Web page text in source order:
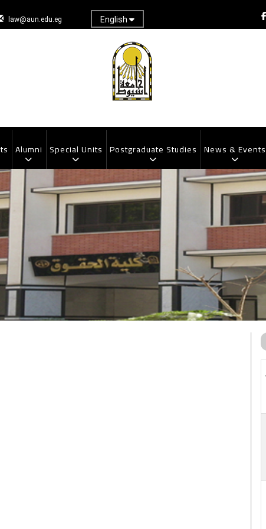
law@aun.edu.eg English
Alumni Special Units Postgraduate Studies News & Events